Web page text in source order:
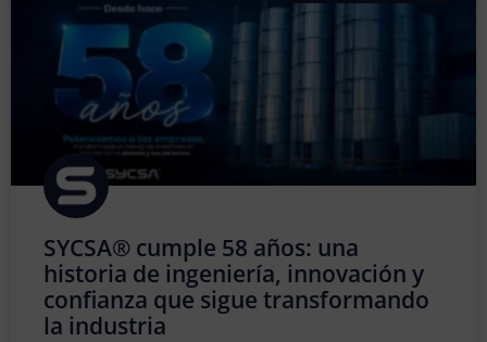
SYCSA® cumple 58 años: una
historia de ingeniería, innovación y
confianza que sigue transformando
la industria